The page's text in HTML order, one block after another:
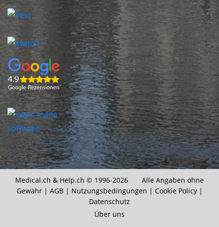
Medical.ch & Help.ch © 1996-2026 Alle Angaben ohne
Gewähr | AGB| Nutzungsbedingungen | Cookie Policy|
Datenschutz
Über uns